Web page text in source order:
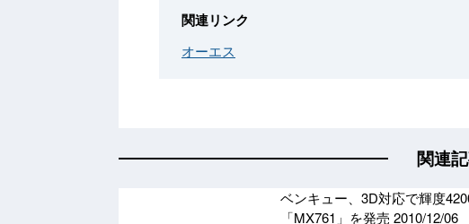
関連リンク
オーエス
関連
ベンキュー、3D対応で輝度
「MX761」を発売 2010/12/06